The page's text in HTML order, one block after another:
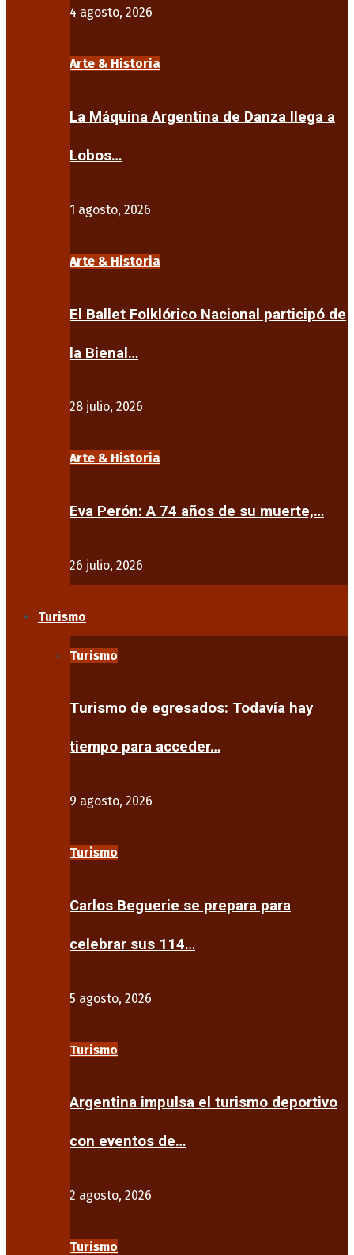
4 agosto, 2026
Arte & Historia
La Máquina Argentina de Danza llega a
Lobos…
1 agosto, 2026
Arte & Historia
El Ballet Folklórico Nacional participó de
la Bienal…
28 julio, 2026
Arte & Historia
Eva Perón: A 74 años de su muerte,…
26 julio, 2026
Turismo
Turismo
Turismo de egresados: Todavía hay
tiempo para acceder…
9 agosto, 2026
Turismo
Carlos Beguerie se prepara para
celebrar sus 114…
5 agosto, 2026
Turismo
Argentina impulsa el turismo deportivo
con eventos de…
2 agosto, 2026
Turismo